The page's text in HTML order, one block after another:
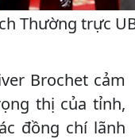
Thường trực
Brochet cảm
thị của tỉnh,
đồng chí lãnh